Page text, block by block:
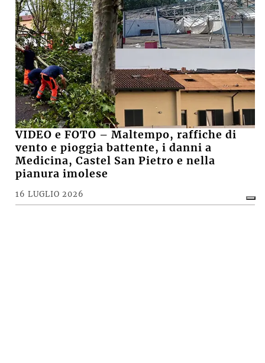
VIDEO e FOTO – Maltempo, raffiche di
vento e pioggia battente, i danni a
Medicina, Castel San Pietro e nella
pianura imolese
16 LUGLIO 2026